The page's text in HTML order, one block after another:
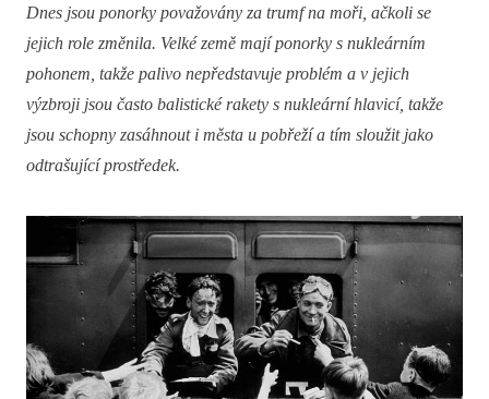
Dnes jsou ponorky považovány za trumf na moři, ačkoli se
jejich role změnila. Velké země mají ponorky s nukleárním
pohonem, takže palivo nepředstavuje problém a v jejich
výzbroji jsou často balistické rakety s nukleární hlavicí, takže
jsou schopny zasáhnout i města u pobřeží a tím sloužit jako
odtrašující prostředek.